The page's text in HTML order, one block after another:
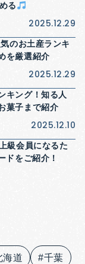
る
2025.12.29
のお土産ランキ
を厳選紹介
2025.12.29
キング！知る人
菓子まで紹介
2025.12.10
級会員になるた
ドをご紹介！
海道 #千葉